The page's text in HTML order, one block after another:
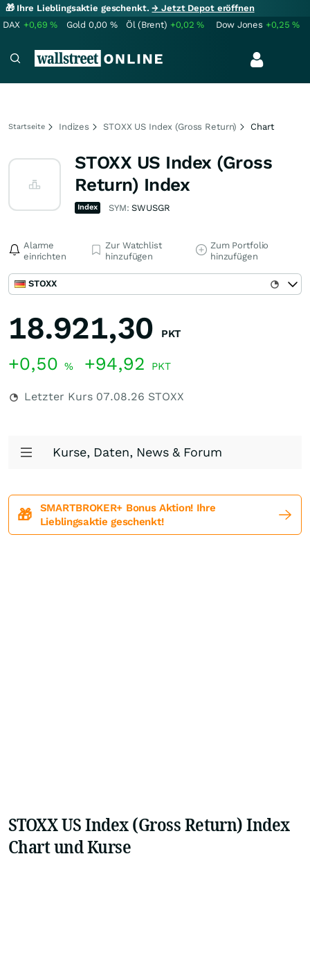
🎁 Ihre Lieblingsaktie geschenkt.→ Jetzt Depot eröffnen
DAX +0,69% Gold 0,00 % Öl (Brent) +0,02% Dow Jones +0,25%
Startseite Indizes STOXX US Index (Gross Return) Chart
STOXX US Index (Gross
Return) Index
Index SYM:SWUSGR
Alarme
einrichten
Zur Watchlist
hinzufügen
Zum Portfolio
hinzufügen
STOXX
18.921,30 PKT
+0,50 % +94,92 PKT
Letzter Kurs 07.08.26 STOXX
Kurse, Daten, News & Forum
🎁
SMARTBROKER+ Bonus Aktion! Ihre
Lieblingsaktie geschenkt!
STOXX US Index (Gross Return) Index
Chart und Kurse